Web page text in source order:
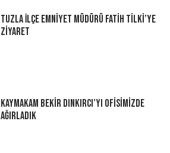
Tuzla İlçe Emniyet Müdürü Fatih Tilki’ye
Ziyaret
Kaymakam Bekir Dınkırcı’yı Ofisimizde
Ağırladık